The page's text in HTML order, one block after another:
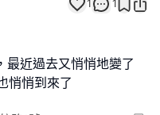
1 1
最近過去又悄悄地變了